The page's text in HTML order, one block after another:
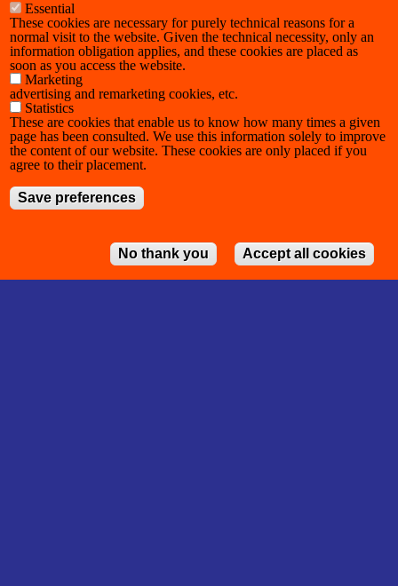
Essential
These cookies are necessary for purely technical reasons for a
normal visit to the website. Given the technical necessity, only an
information obligation applies, and these cookies are placed as
soon as you access the website.
Marketing
advertising and remarketing cookies, etc.
Statistics
These are cookies that enable us to know how many times a given
page has been consulted. We use this information solely to improve
the content of our website. These cookies are only placed if you
agree to their placement.
Save preferences
No thank you Accept all cookies